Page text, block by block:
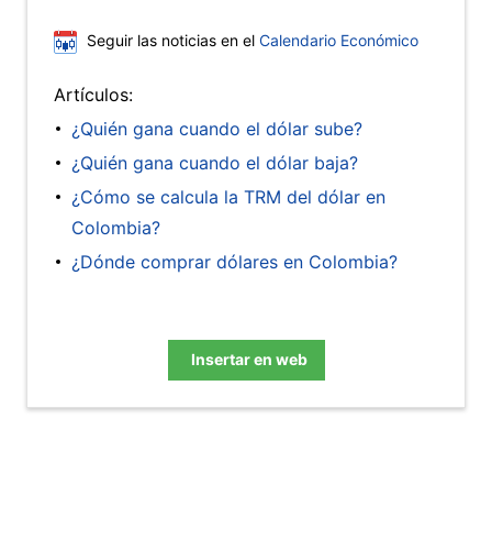
Seguir las noticias en el Calendario Económico
Artículos:
¿Quién gana cuando el dólar sube?
¿Quién gana cuando el dólar baja?
¿Cómo se calcula la TRM del dólar en
Colombia?
¿Dónde comprar dólares en Colombia?
Insertar en web